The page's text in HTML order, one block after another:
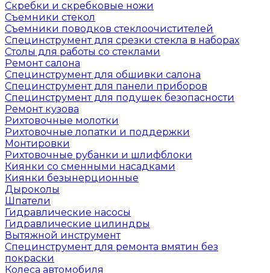
Скребки и скребковые ножи
Съемники стекол
Съемники поводков стеклоочистителей
Специнструмент для срезки стекла в наборах
Столы для работы со стеклами
Ремонт салона
Специнструмент для обшивки салона
Специнструмент для панели приборов
Специнструмент для подушек безопасности
Ремонт кузова
Рихтовочные молотки
Рихтовочные лопатки и поддержки
Монтировки
Рихтовочные рубанки и шлифблоки
Киянки со сменными насадками
Киянки безынерционные
Дыроколы
Шпатели
Гидравлические насосы
Гидравлические цилиндры
Вытяжной инструмент
Специнструмент для ремонта вмятин без
покраски
Колеса автомобиля